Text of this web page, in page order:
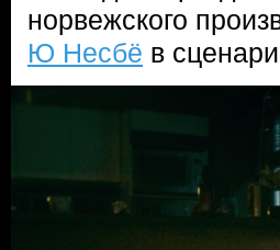
норвежского
Ю Несбё в